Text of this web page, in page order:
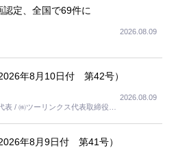
定、全国で69件に
2026.08.09
年8月10日付 第42号）
/ ㈱ツーリンクス代表取締役社
2026.08.09
年8月9日付 第41号）